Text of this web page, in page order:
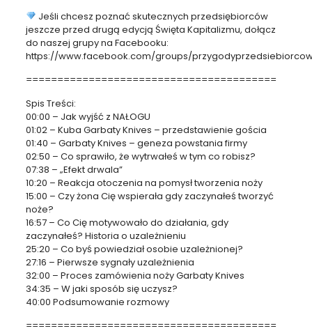
Jeśli chcesz poznać skutecznych przedsiębiorców
jeszcze przed drugą edycją Święta Kapitalizmu, dołącz
do naszej grupy na Facebooku:
https://www.facebook.com/groups/
========================================
Spis Treści:
00:00 – Jak wyjść z NAŁOGU
01:02 – Kuba Garbaty Knives – przedstawienie gościa
01:40 – Garbaty Knives – geneza powstania firmy
02:50 – Co sprawiło, że wytrwałeś w tym co robisz?
07:38 – „Efekt drwala”
10:20 – Reakcja otoczenia na pomysł tworzenia noży
15:00 – Czy żona Cię wspierała gdy zaczynałeś tworzyć
noże?
16:57 – Co Cię motywowało do działania, gdy
zaczynałeś? Historia o uzależnieniu
25:20 – Co byś powiedział osobie uzależnionej?
27:16 – Pierwsze sygnały uzależnienia
32:00 – Proces zamówienia noży Garbaty Knives
34:35 – W jaki sposób się uczysz?
40:00 Podsumowanie rozmowy
========================================